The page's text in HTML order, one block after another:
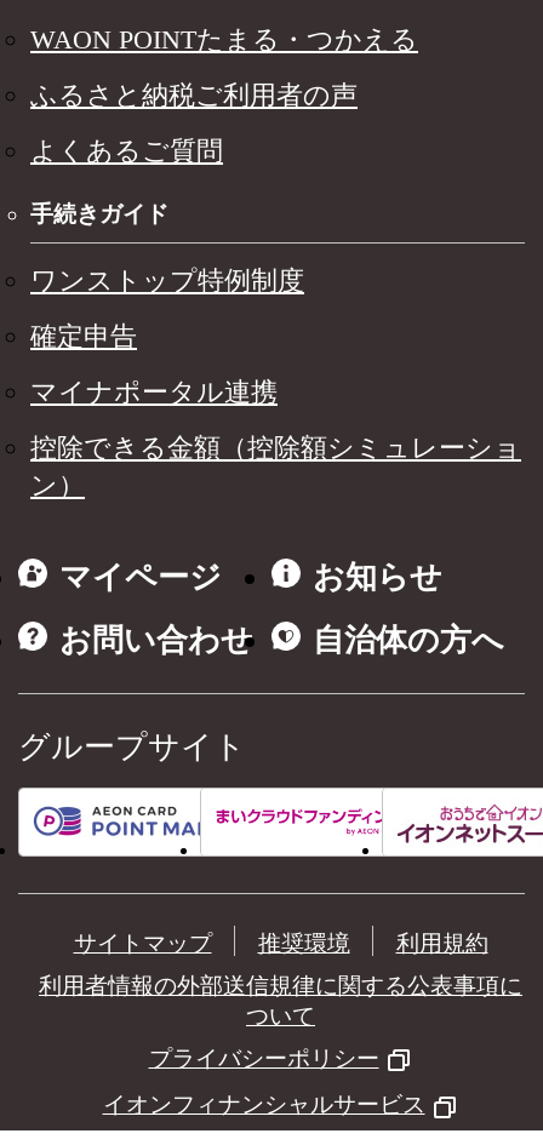
WAON POINTたまる・つかえる
ふるさと納税ご利用者の声
よくあるご質問
手続きガイド
ワンストップ特例制度
確定申告
マイナポータル連携
控除できる金額（控除額シミュレーショ
ン）
マイページ
お知らせ
お問い合わせ
自治体の方へ
グループサイト
サイトマップ 推奨環境
利用規約
利用者情報の外部送信規律に関する公表事項に
ついて
プライバシーポリシー
イオンフィナンシャルサービス